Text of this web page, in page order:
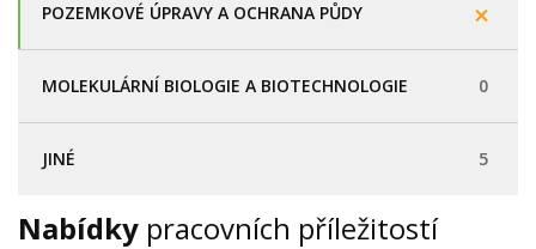
POZEMKOVÉ ÚPRAVY A OCHRANA PŮDY
0
MOLEKULÁRNÍ BIOLOGIE A BIOTECHNOLOGIE
5
JINÉ
Nabídky pracovních příležitostí